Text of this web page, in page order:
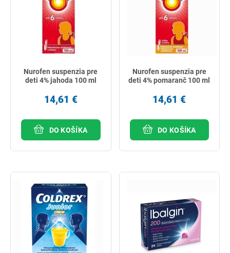
Nurofen suspenzia pre
deti 4% jahoda 100 ml
14,61 €
DO KOŠÍKA
Nurofen suspenzia pre
deti 4% pomaranč 100 ml
14,61 €
DO KOŠÍKA